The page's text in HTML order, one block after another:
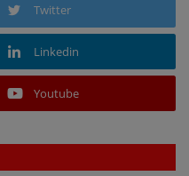
Twitter
Linkedin
Youtube